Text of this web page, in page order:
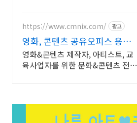
홍보와 마케팅을 시작하세요.
https://www.cmnix.com/ 광고
영화, 콘텐츠 공유오피스 용역사
업,창작활동,교육사업
영화&콘텐츠 제작자, 아티스트, 교
육사업자를 위한 문화&콘텐츠 전용